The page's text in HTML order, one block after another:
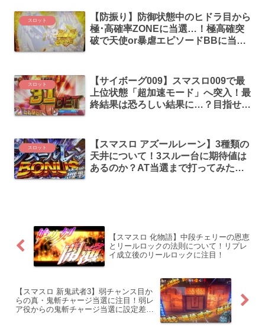
スロット
【防振り】防御状態中のヒドラ目から
極･高確率ZONEに当選…！極高確突
破で天使or暴虐エピソードBBに当
スロット
【サイボーグ009】スマスロ009で最
上位状態「超加速モード」へ突入！最
終結果は恐ろしい結果に…？目指せ万
スロット
【スマスロ アズールレーン】3種類の
天井について！3スルー台に期待値は
あるのか？AT当選まで打ってみた結
【スマスロ 化物語】中段チェリーの恩恵
とリールロックの法則について！リプレ
イ成立後のリールロックに注目！
【スマスロ 新鬼武者3】弱チャンス目か
らの真・鬼斬チャージ当選に注目！弱レ
ア役からの鬼斬チャージ当選に設定差あ